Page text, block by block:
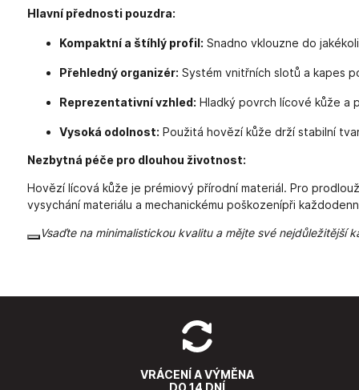
Hlavní přednosti pouzdra:
Kompaktní a štíhlý profil: Snadno vklouzne do
Přehledný organizér: Systém vnitřních slotů a kapes
Reprezentativní vzhled: Hladký povrch lícové kůže a
Vysoká odolnost: Použitá hovězí kůže drží stabilní
Nezbytná péče pro dlouhou životnost:
Hovězí lícová kůže je prémiový přírodní materiál. Pro
vysychání materiálu a mechanickému poškozenípři
Vsaďte na minimalistickou kvalitu a mějte své nejdůležitější
VRÁCENÍ A VÝMĚNA
DO 14 DNÍ